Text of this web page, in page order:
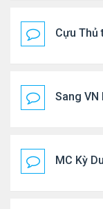
Cựu Thủ
Sang VN
MC Kỳ